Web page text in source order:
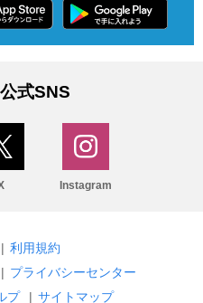
式SNS
Instagram
| 利用規約
| プライバシーセンター
プ | サイトマップ